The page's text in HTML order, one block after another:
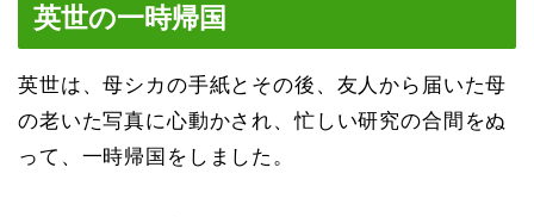
英世の一時帰国
英世は、母シカの手紙とその後、友人から届いた母
の老いた写真に心動かされ、忙しい研究の合間をぬ
って、一時帰国をしました。